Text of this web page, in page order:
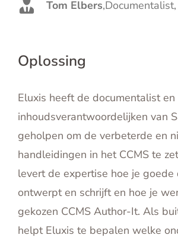
Tom Elbers,
Oplossing
Eluxis heeft de documentalist en
inhoudsverantwoordelijken van
geholpen om de verbeterde en
handleidingen in het CCMS te
levert de expertise hoe je goede
ontwerpt en schrijft en hoe je
gekozen CCMS Author-It. Als
helpt Eluxis te bepalen welke